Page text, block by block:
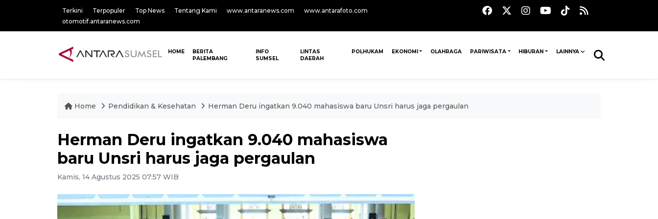
Terkini Terpopuler Top News Tentang Kami www.antaranews.com
www.antarafoto.com
otomotif.antaranews.com
HOME
BERITA
PALEMBANG
INFO
SUMSEL
LINTAS
DAERAH
POLHUKAM EKONOMI OLAHRAGA PARIWISATA HIBURAN LAINNYA
Home Pendidikan & Kesehatan Herman Deru ingatkan 9.040 mahasiswa baru Unsri harus jaga pergaulan
Herman Deru ingatkan 9.040 mahasiswa
baru Unsri harus jaga pergaulan
Kamis, 14 Agustus 2025 07:57 WIB